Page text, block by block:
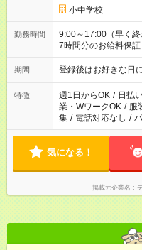
小中学校
勤務時間
9:00～17:00（早く
7時間分のお給料保証
期間 登録後はお好きな日
特徴 週1日からOK / 日払
業・WワークOK / 服
集 / 電話対応なし /
気になる！
掲載元企業名